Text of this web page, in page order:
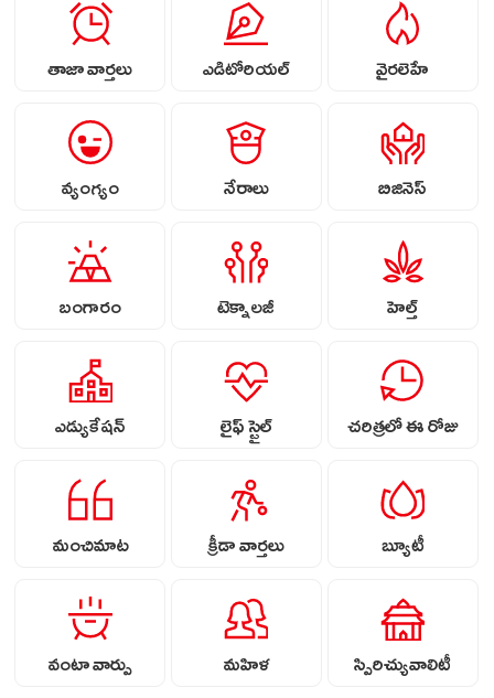
తాజా వార్తలు ఎడిటోరియల్ వైరలెహే
వ్యంగ్యం నేరాలు బిజినెస్
బంగారం టెక్నాలజీ హెల్త్
ఎడ్యుకేషన్ లైఫ్ స్టైల్ చరిత్రలో ఈ రోజు
మంచిమాట క్రీడా వార్తలు బ్యూటీ
వంటా వార్పు మహిళ స్పిరిచ్యువాలిటీ